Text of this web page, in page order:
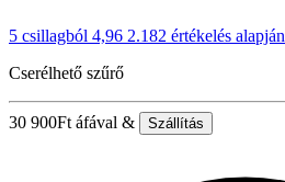
5 csillagból 4,96 2.182 értékelés alapján
Cserélhető szűrő
30 900Ft áfával & Szállítás